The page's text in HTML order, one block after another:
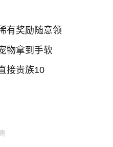
有奖励随意领
物拿到手软
接贵族10